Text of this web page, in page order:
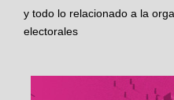
y todo lo relacionado a la
electorales